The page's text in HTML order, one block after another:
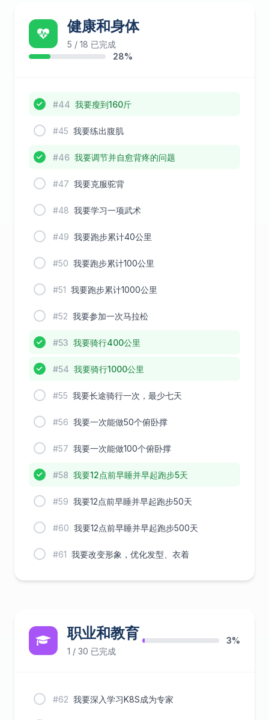
健康和身体
5 / 18 已完成
28%
#44 我要瘦到160斤
#45 我要练出腹肌
#46 我要调节并自愈背疼的问题
#47 我要克服驼背
#48 我要学习一项武术
#49 我要跑步累计40公里
#50 我要跑步累计100公里
#51 我要跑步累计1000公里
#52 我要参加一次马拉松
#53 我要骑行400公里
#54 我要骑行1000公里
#55 我要长途骑行一次，最少七天
#56 我要一次能做50个俯卧撑
#57 我要一次能做100个俯卧撑
#58 我要12点前早睡并早起跑步5天
#59 我要12点前早睡并早起跑步50天
#60 我要12点前早睡并早起跑步500天
#61 我要改变形象，优化发型、衣着
职业和教育
1 / 30 已完成
3%
#62 我要深入学习K8S成为专家